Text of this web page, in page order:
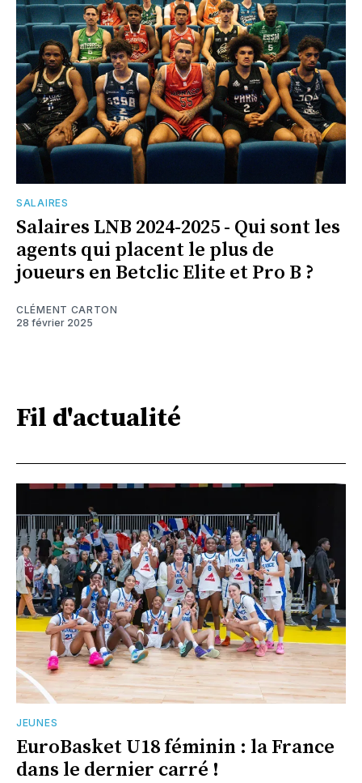
SALAIRES
Salaires LNB 2024-2025 - Qui sont les
agents qui placent le plus de
joueurs en Betclic Elite et Pro B ?
CLÉMENT CARTON
28 février 2025
Fil d'actualité
JEUNES
EuroBasket U18 féminin : la France
dans le dernier carré !